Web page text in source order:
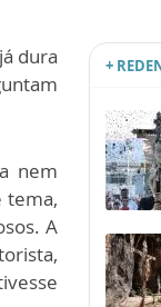
dura
nem
tema,
A
+